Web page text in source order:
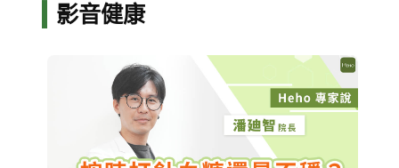
影音健康